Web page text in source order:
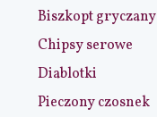
Biszkopt gryczany
Chipsy serowe
Diablotki
Pieczony czosnek